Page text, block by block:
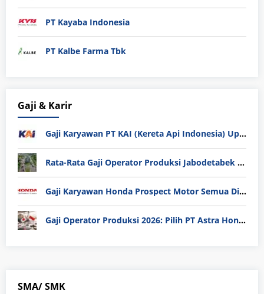
PT Kayaba Indonesia
PT Kalbe Farma Tbk
Gaji & Karir
Gaji Karyawan PT KAI (Kereta Api Indonesia) Update 2025
Rata-Rata Gaji Operator Produksi Jabodetabek 2025: Bedah Tuntas UMK, Lemburan, dan Realita Hidup Buruh
Gaji Karyawan Honda Prospect Motor Semua Divisi
Gaji Operator Produksi 2026: Pilih PT Astra Honda Motor (AHM) atau Manufaktur di Jepang?
SMA/ SMK